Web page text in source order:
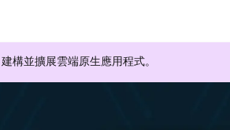
構並擴展雲端原生應用程式。